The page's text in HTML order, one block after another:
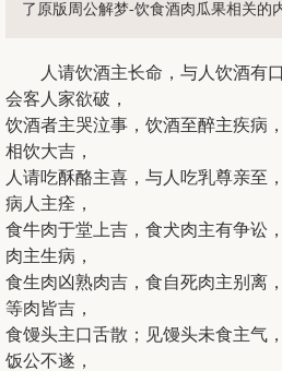
了原版周公解梦-饮食酒肉瓜果相关的
人请饮酒主长命，与人饮酒有
会客人家欲破，
饮酒者主哭泣事，饮酒至醉主疾病
相饮大吉，
人请吃酥酪主喜，与人吃乳尊亲至
病人主痊，
食牛肉于堂上吉，食犬肉主有争讼
肉主生病，
食生肉凶熟肉吉，食自死肉主别离
等肉皆吉，
食馒头主口舌散；见馒头未食主气
饭公不遂，